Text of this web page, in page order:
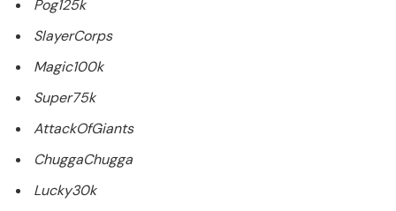
Pog125k
SlayerCorps
Magic100k
Super75k
AttackOfGiants
ChuggaChugga
Lucky30k